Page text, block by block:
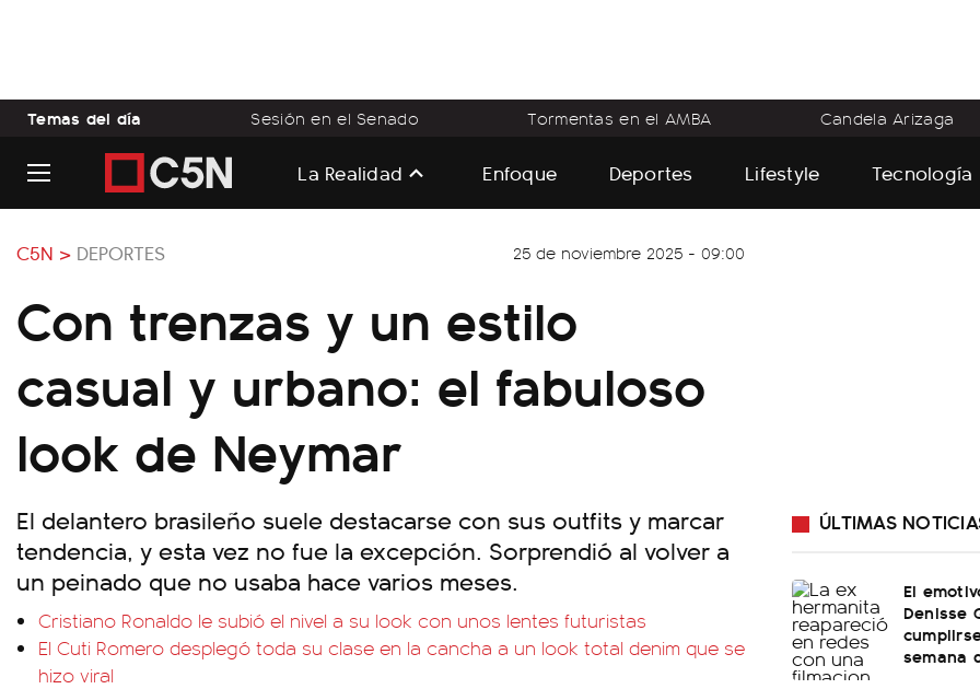
Temas del día Sesión en el Senado Tormentas en el AMBA Candela Arizaga
La Realidad Enfoque Deportes Lifestyle Tecnología
C5N > DEPORTES 25 de noviembre 2025 - 09:00
Con trenzas y un estilo
casual y urbano: el fabuloso
look de Neymar
El delantero brasileño suele destacarse con sus outfits y marcar
tendencia, y esta vez no fue la excepción. Sorprendió al volver a
un peinado que no usaba hace varios meses.
Cristiano Ronaldo le subió el nivel a su look con unos lentes futuristas
El Cuti Romero desplegó toda su clase en la cancha a un look total denim que se
hizo viral
ÚLTIMAS
El
Denisse
semana